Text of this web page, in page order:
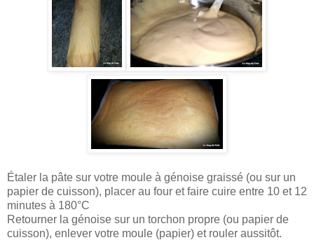
Étaler la pâte sur votre moule à génoise graissé (ou sur un
papier de cuisson), placer au four et faire cuire entre 10 et 12
minutes à 180°C
Retourner la génoise sur un torchon propre (ou papier de
cuisson), enlever votre moule (papier) et rouler aussitôt.